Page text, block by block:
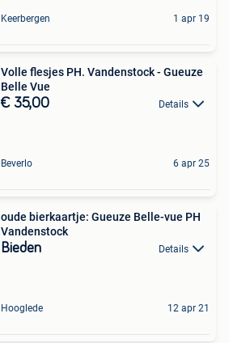
Keerbergen 1 apr 19
Volle flesjes PH. Vandenstock - Gueuze
Belle Vue
€ 35,00 Details
Beverlo 6 apr 25
oude bierkaartje: Gueuze Belle-vue PH
Vandenstock
Bieden Details
Hooglede 12 apr 21